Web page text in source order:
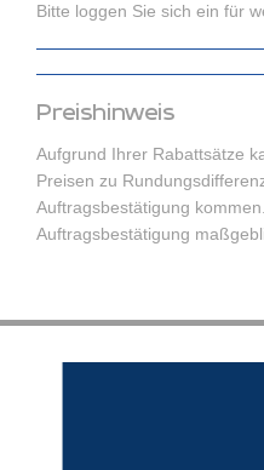
Bitte loggen Sie sich ein für
Preishinweis
Aufgrund Ihrer Rabattsätze
Preisen zu
Auftragsbestätigung
Auftragsbestätigung